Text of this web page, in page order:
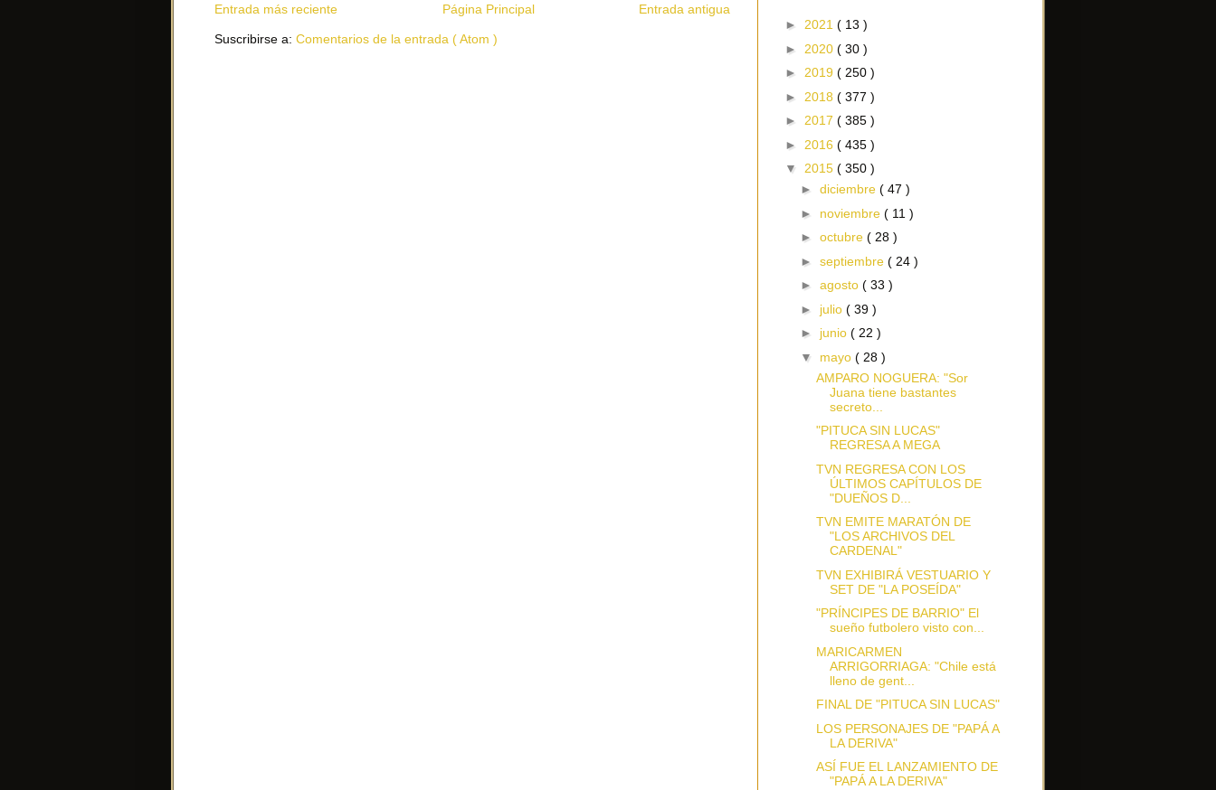
Entrada más reciente Entrada antigua
Página Principal
Suscribirse a: Comentarios de la entrada ( Atom )
► 2021 ( 13 )
► 2020 ( 30 )
► 2019 ( 250 )
► 2018 ( 377 )
► 2017 ( 385 )
► 2016 ( 435 )
▼ 2015 ( 350 )
► diciembre ( 47 )
► noviembre ( 11 )
► octubre ( 28 )
► septiembre ( 24 )
► agosto ( 33 )
► julio ( 39 )
► junio ( 22 )
▼ mayo ( 28 )
AMPARO NOGUERA: "Sor
Juana tiene bastantes
secreto...
"PITUCA SIN LUCAS"
REGRESA A MEGA
TVN REGRESA CON LOS
ÚLTIMOS CAPÍTULOS DE
"DUEÑOS D...
TVN EMITE MARATÓN DE
"LOS ARCHIVOS DEL
CARDENAL"
TVN EXHIBIRÁ VESTUARIO Y
SET DE "LA POSEÍDA"
"PRÍNCIPES DE BARRIO" El
sueño futbolero visto con...
MARICARMEN
ARRIGORRIAGA: "Chile está
lleno de gent...
FINAL DE "PITUCA SIN LUCAS"
LOS PERSONAJES DE "PAPÁ A
LA DERIVA"
ASÍ FUE EL LANZAMIENTO DE
"PAPÁ A LA DERIVA"